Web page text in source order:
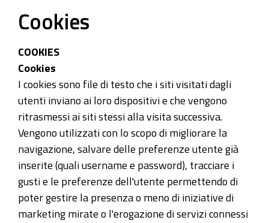
Cookies
COOKIES
Cookies
I cookies sono file di testo che i siti visitati dagli
utenti inviano ai loro dispositivi e che vengono
ritrasmessi ai siti stessi alla visita successiva.
Vengono utilizzati con lo scopo di migliorare la
navigazione, salvare delle preferenze utente già
inserite (quali username e password), tracciare i
gusti e le preferenze dell'utente permettendo di
poter gestire la presenza o meno di iniziative di
marketing mirate o l'erogazione di servizi connessi